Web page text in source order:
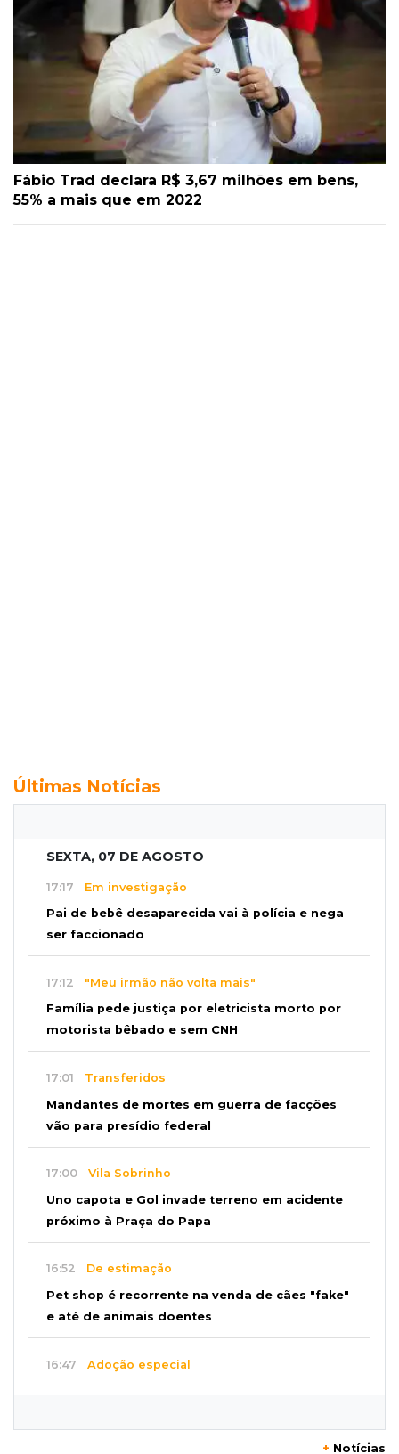
Fábio Trad declara R$ 3,67 milhões em bens,
55% a mais que em 2022
Últimas Notícias
SEXTA, 07 DE AGOSTO
17:17 Em investigação
Pai de bebê desaparecida vai à polícia e nega
ser faccionado
17:12 "Meu irmão não volta mais"
Família pede justiça por eletricista morto por
motorista bêbado e sem CNH
17:01 Transferidos
Mandantes de mortes em guerra de facções
vão para presídio federal
17:00 Vila Sobrinho
Uno capota e Gol invade terreno em acidente
próximo à Praça do Papa
16:52 De estimação
Pet shop é recorrente na venda de cães "fake"
e até de animais doentes
16:47 Adoção especial
+ Notícias